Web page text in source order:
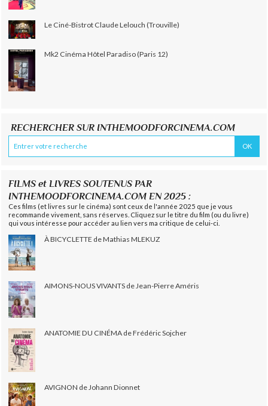
Le Ciné-Bistrot Claude Lelouch (Trouville)
Mk2 Cinéma Hôtel Paradiso (Paris 12)
RECHERCHER SUR INTHEMOODFORCINEMA.COM
FILMS et LIVRES SOUTENUS PAR
INTHEMOODFORCINEMA.COM EN 2025 :
Ces films (et livres sur le cinéma) sont ceux de l'année 2025 que je vous
recommande vivement, sans réserves. Cliquez sur le titre du film (ou du livre)
qui vous intéresse pour accéder au lien vers ma critique de celui-ci.
À BICYCLETTE de Mathias MLEKUZ
AIMONS-NOUS VIVANTS de Jean-Pierre Améris
ANATOMIE DU CINÉMA de Frédéric Sojcher
AVIGNON de Johann Dionnet